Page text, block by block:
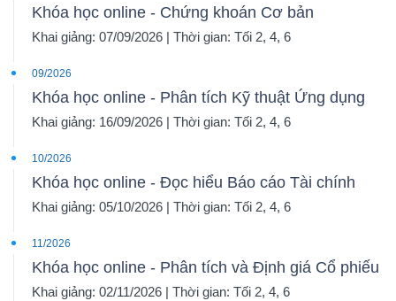
Khóa học online - Chứng khoán Cơ bản
Khai giảng: 07/09/2026 | Thời gian: Tối 2, 4, 6
09/2026
Khóa học online - Phân tích Kỹ thuật Ứng dụng
Khai giảng: 16/09/2026 | Thời gian: Tối 2, 4, 6
10/2026
Khóa học online - Đọc hiểu Báo cáo Tài chính
Khai giảng: 05/10/2026 | Thời gian: Tối 2, 4, 6
11/2026
Khóa học online - Phân tích và Định giá Cổ phiếu
Khai giảng: 02/11/2026 | Thời gian: Tối 2, 4, 6